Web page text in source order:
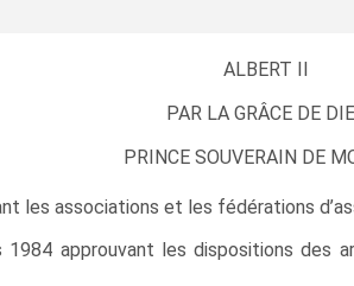
ALBERT II
PAR LA GRÂCE DE
PRINCE SOUVERAIN DE
les associations et les fédérations
1984 approuvant les dispositions